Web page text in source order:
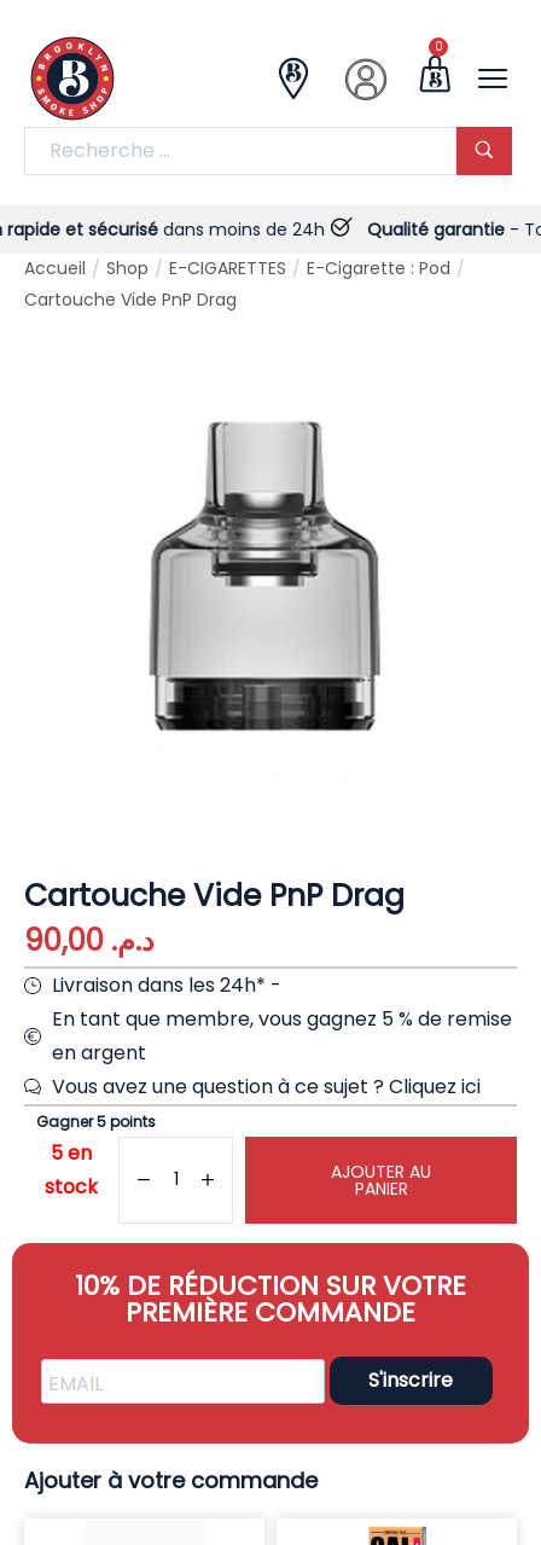
0
et sécurisédans moins de 24h Qualité garantie-
Accueil / Shop / E-CIGARETTES / E-Cigarette : Pod /
Cartouche Vide PnP Drag
Cartouche Vide PnP Drag
د.م.
Livraison dans les 24h* -
En tant que membre, vous gagnez 5 % de remise
en argent
Vous avez une question à ce sujet ?Cliquez ici
Gagner 5 points
5 en
stock
AJOUTER AU
PANIER
10% DE RÉDUCTION SUR VOTRE
PREMIÈRE COMMANDE
S'inscrire
Ajouter à votre commande